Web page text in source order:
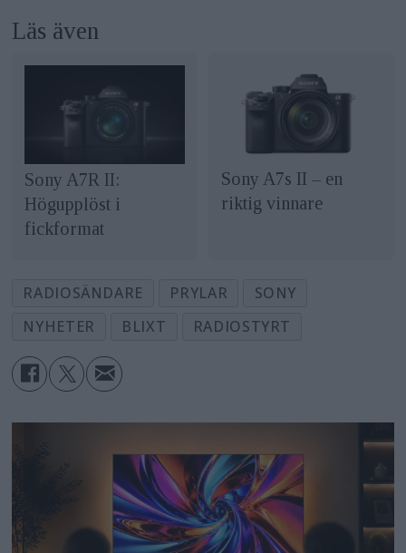
Läs även
Sony A7R II:
Högupplöst i
fickformat
Sony A7s II – en
riktig vinnare
RADIOSÄNDARE PRYLAR
SONY
NYHETER
BLIXT RADIOSTYRT